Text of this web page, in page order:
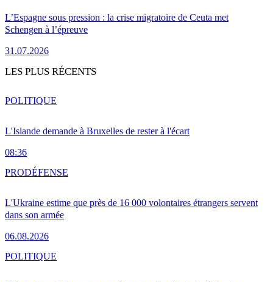
L’Espagne sous pression : la crise migratoire de Ceuta met
Schengen à l’épreuve
31.07.2026
LES PLUS RÉCENTS
L'Islande demande à Bruxelles de rester à l'écart
08:36
POLITIQUE
L'Ukraine estime que près de 16 000 volontaires étrangers servent
dans son armée
06.08.2026
PRODÉFENSE
POLITIQUE